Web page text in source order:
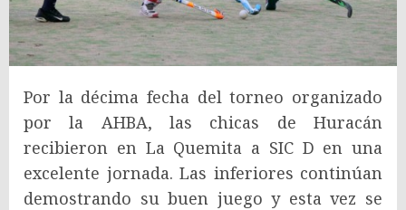
Por la décima fecha del torneo organizado
por la AHBA, las chicas de Huracán
recibieron en La Quemita a SIC D en una
excelente jornada. Las inferiores continúan
demostrando su buen juego y esta vez se